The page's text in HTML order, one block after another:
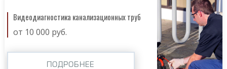
Видеодиагностика канализационных труб
от 10 000 руб.
ПОДРОБНЕЕ